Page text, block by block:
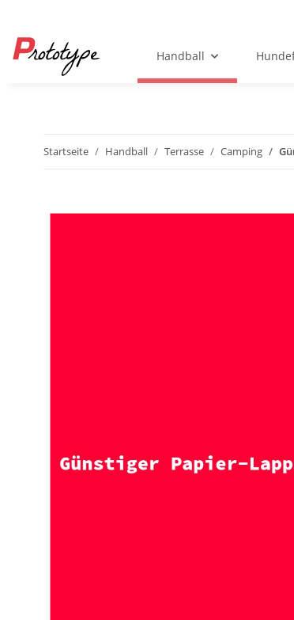
Handball
Startseite Handball Terrasse Camping